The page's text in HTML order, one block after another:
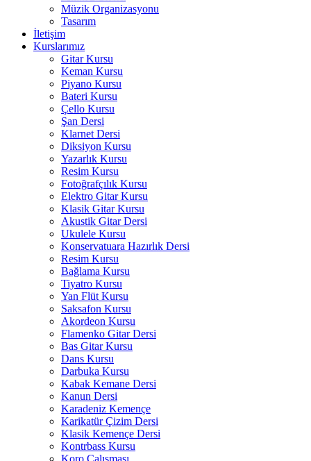
Müzik Organizasyonu
Tasarım
İletişim
Kurslarımız
Gitar Kursu
Keman Kursu
Piyano Kursu
Bateri Kursu
Çello Kursu
Şan Dersi
Klarnet Dersi
Diksiyon Kursu
Yazarlık Kursu
Resim Kursu
Fotoğrafçılık Kursu
Elektro Gitar Kursu
Klasik Gitar Kursu
Akustik Gitar Dersi
Ukulele Kursu
Konservatuara Hazırlık Dersi
Resim Kursu
Bağlama Kursu
Tiyatro Kursu
Yan Flüt Kursu
Saksafon Kursu
Akordeon Kursu
Flamenko Gitar Dersi
Bas Gitar Kursu
Dans Kursu
Darbuka Kursu
Kabak Kemane Dersi
Kanun Dersi
Karadeniz Kemençe
Karikatür Çizim Dersi
Klasik Kemençe Dersi
Kontrbass Kursu
Koro Çalışması